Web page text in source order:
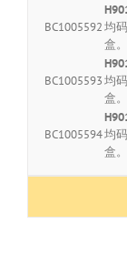
BC1005592均
盒。
BC1005593均
盒。
BC1005594均
盒。